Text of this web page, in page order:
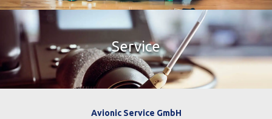
Service
Avionic Service GmbH